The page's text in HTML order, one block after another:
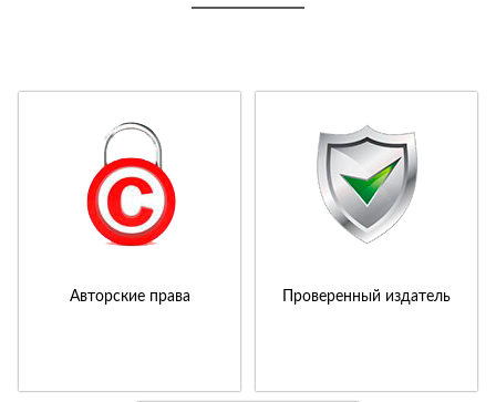
Авторские права Проверенный издатель